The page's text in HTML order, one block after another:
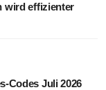
wird effizienter
Codes Juli 2026